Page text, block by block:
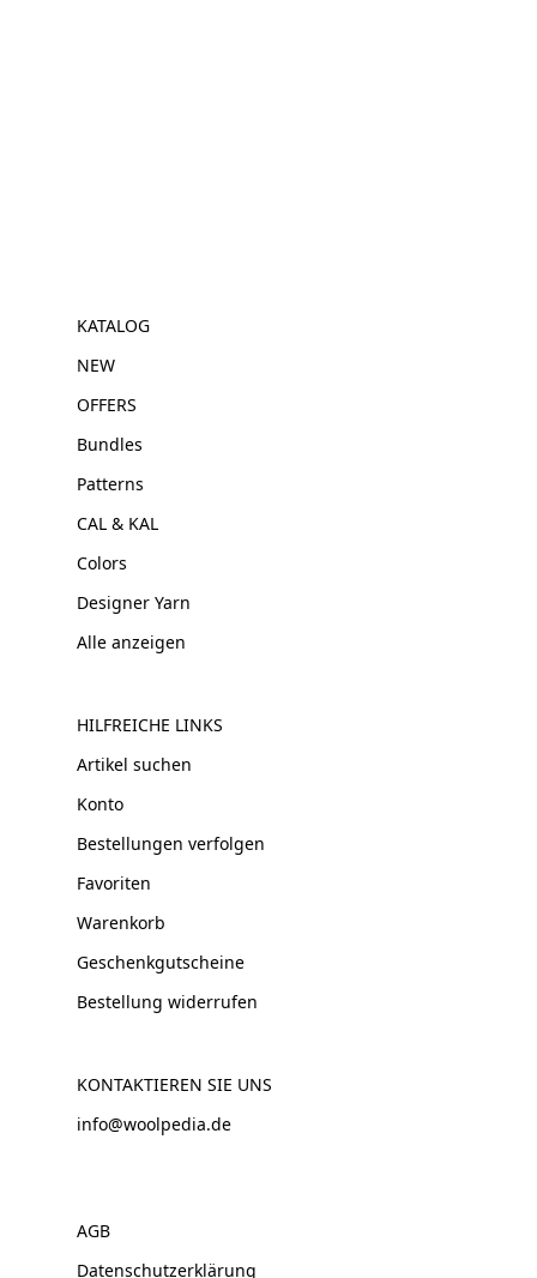
KATALOG
NEW
OFFERS
Bundles
Patterns
CAL & KAL
Colors
Designer Yarn
Alle anzeigen
HILFREICHE LINKS
Artikel suchen
Konto
Bestellungen verfolgen
Favoriten
Warenkorb
Geschenkgutscheine
Bestellung widerrufen
KONTAKTIEREN SIE UNS
info@woolpedia.de
AGB
Datenschutzerklärung